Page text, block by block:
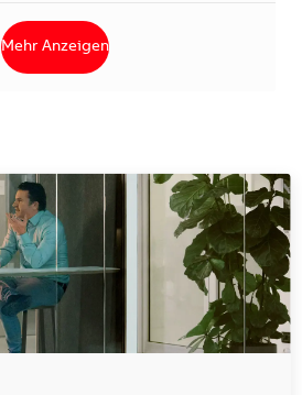
Mehr Anzeigen